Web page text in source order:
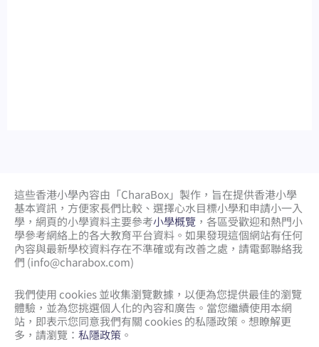
這些香港小學內容由「CharaBox」製作，旨在提供香港小學
基本資訊，方便家長們比較、 選擇心水目標小學和申請小一入
學，網頁的小學資料主要參考小學概覽 ，各區受歡迎和熱門小
學參考網絡上的各大教育平台資料。如果發現這個網站有任何
內容與最新學校資料存在不準確或有改善之處，請電郵聯絡我
們 (info@charabox.com)
我們使用 cookies 並收集瀏覽數據，以便為您提供最佳的瀏覽
體驗，並為您挑選個人化的內容和廣告。當您繼續使用本網
站，即表示您同意我們有關 cookies 的私隱政策。想瞭解更
多，請瀏覽： 私隱政策 。